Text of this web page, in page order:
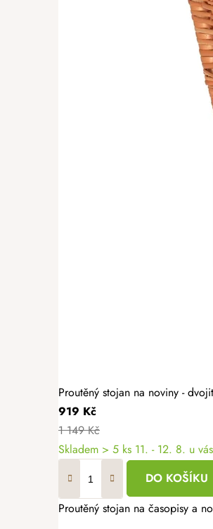
Proutěný stojan na noviny -
919 Kč
1 149 Kč
Skladem > 5 ks 11. - 12. 8. u vás
DO KOŠÍKU
Proutěný stojan na časopisy a